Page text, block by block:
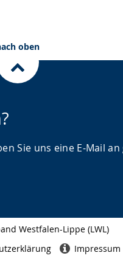
oben
Sie uns eine E-Mail
Westfalen-Lippe (LWL)
Impressum